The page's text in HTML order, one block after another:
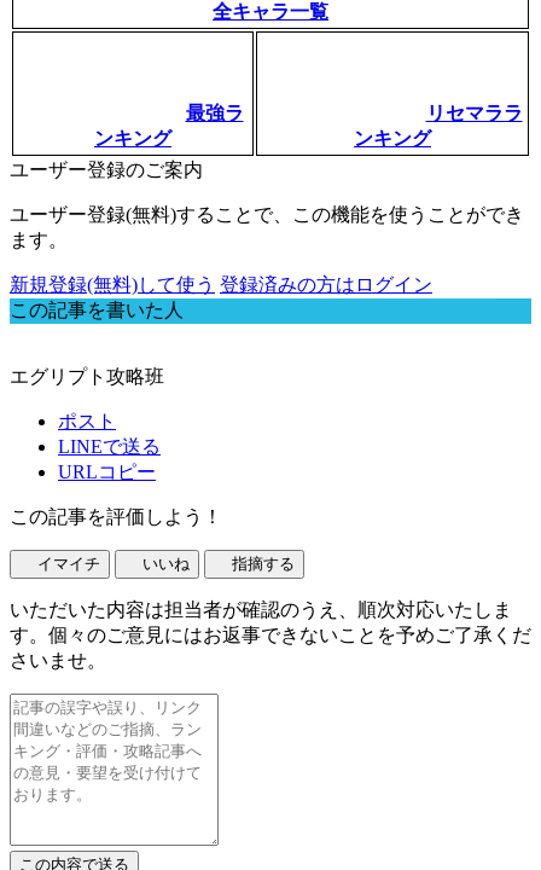
全キャラ一覧
最強ラ
ンキング
リセマララ
ンキング
ユーザー登録のご案内
ユーザー登録(無料)することで、この機能を使うことができ
ます。
新規登録(無料)して使う 登録済みの方はログイン
この記事を書いた人
エグリプト攻略班
ポスト
LINEで送る
URLコピー
この記事を評価しよう！
イマイチ いいね 指摘する
いただいた内容は担当者が確認のうえ、順次対応いたしま
す。個々のご意見にはお返事できないことを予めご了承くだ
さいませ。